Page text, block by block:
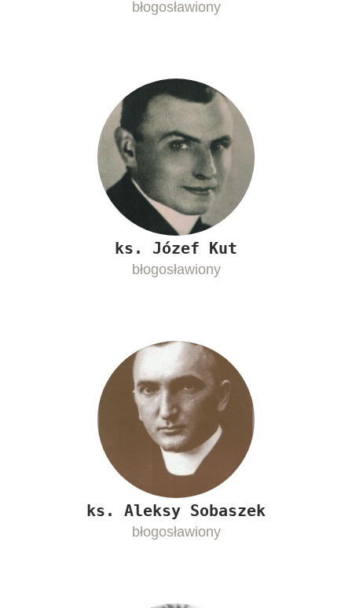
błogosławiony
ks. Józef Kut
błogosławiony
ks. Aleksy Sobaszek
błogosławiony